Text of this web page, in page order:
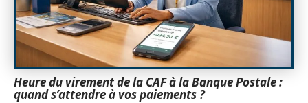
Heure du virement de la CAF à la Banque Postale :
quand s’attendre à vos paiements ?